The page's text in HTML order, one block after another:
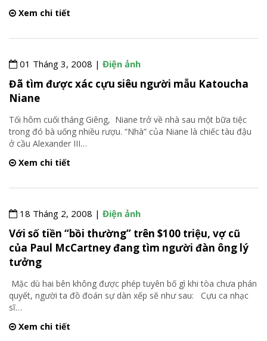
Xem chi tiết
01 Tháng 3, 2008 | Điện ảnh
Đã tìm được xác cựu siêu người mẫu Katoucha
Niane
Tối hôm cuối tháng Giêng, Niane trở về nhà sau một bữa tiệc
trong đó bà uống nhiều rượu. “Nhà” của Niane là chiếc tàu đậu
ở cầu Alexander III…
Xem chi tiết
18 Tháng 2, 2008 | Điện ảnh
Với số tiền “bồi thường” trên $100 triệu, vợ cũ
của Paul McCartney đang tìm người đàn ông lý
tưởng
Mặc dù hai bên không được phép tuyên bố gì khi tòa chưa phán
quyết, người ta đồ đoán sự dàn xếp sẽ như sau: Cựu ca nhạc
sĩ…
Xem chi tiết